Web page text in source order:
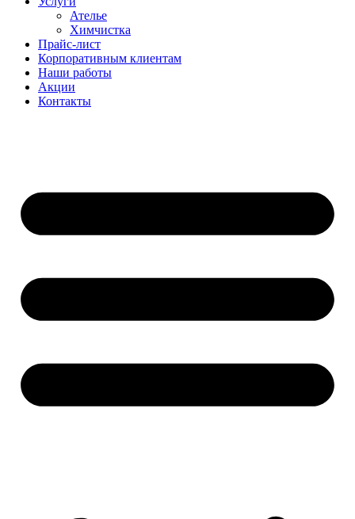
Ателье
Химчистка
Прайс-лист
Корпоративным клиентам
Наши работы
Акции
Контакты